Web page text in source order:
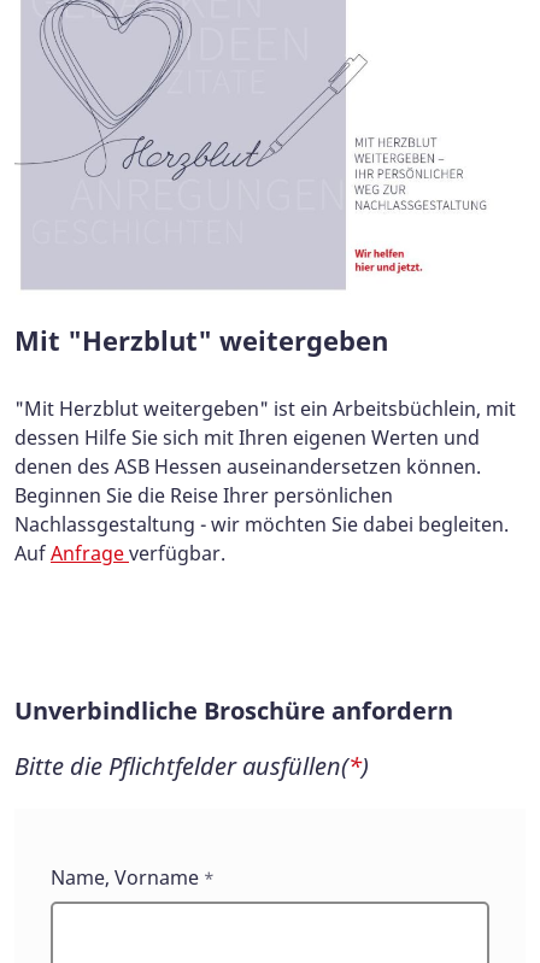
Mit "Herzblut" weitergeben
"Mit Herzblut weitergeben" ist ein Arbeitsbüchlein, mit
dessen Hilfe Sie sich mit Ihren eigenen Werten und
denen des ASB Hessen auseinandersetzen können.
Beginnen Sie die Reise Ihrer persönlichen
Nachlassgestaltung - wir möchten Sie dabei begleiten.
AufAnfrageverfügbar.
Unverbindliche Broschüre anfordern
Bitte die Pflichtfelder ausfüllen(*)
Unverbindliche
Broschüre
Name, Vorname *